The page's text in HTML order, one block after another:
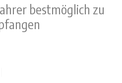
bestmöglich zu